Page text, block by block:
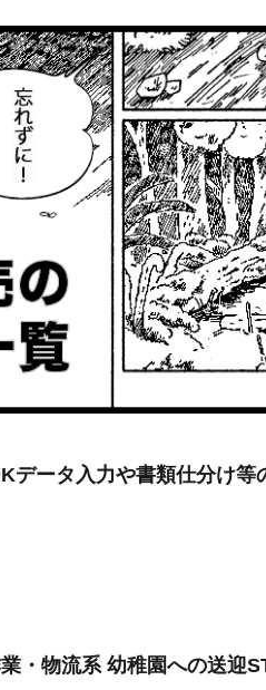
データ入力や書類仕分け
・物流系 幼稚園への送迎